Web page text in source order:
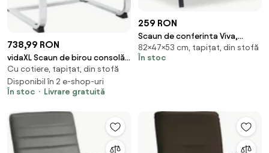
738,99 RON
vidaXL Scaun de birou consolă,
maro, material textil
Cu cotiere, tapițat, din stofă
Disponibil în 2 e-shop-uri
În stoc
Livrare gratuită
259 RON
Scaun de conferinta Viva,
picioare negre, rosu
82×47×53 cm, tapițat, din stofă
În stoc